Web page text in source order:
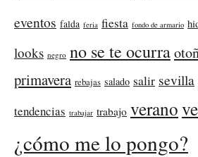
eventos falda feria fiesta fondo de armario
looks negro no se te ocurra
primavera rebajas salado salir sevilla
tendencias trabajar trabajo verano
¿cómo me lo pongo?